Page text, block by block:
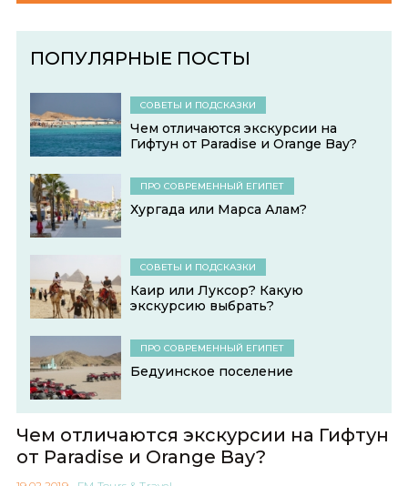
Чем отличаются экскурсии на Гифтун
от Paradise и Orange Bay?
ПОПУЛЯРНЫЕ ПОСТЫ
СОВЕТЫ И ПОДСКАЗКИ
Чем отличаются экскурсии на
Гифтун от Paradise и Orange Bay?
ПРО СОВРЕМЕННЫЙ ЕГИПЕТ
Хургада или Марса Алам?
СОВЕТЫ И ПОДСКАЗКИ
Каир или Луксор? Какую
экскурсию выбрать?
ПРО СОВРЕМЕННЫЙ ЕГИПЕТ
Бедуинское поселение